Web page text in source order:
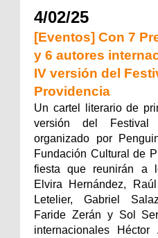
4/02/25
[Eventos] Con 7
y 6 autores
IV versión del
Providencia
Un cartel literario de
versión del Festival
organizado por
Fundación Cultural de
fiesta que reunirán a
Elvira Hernández,
Letelier, Gabriel
Faride Zerán y Sol
internacionales